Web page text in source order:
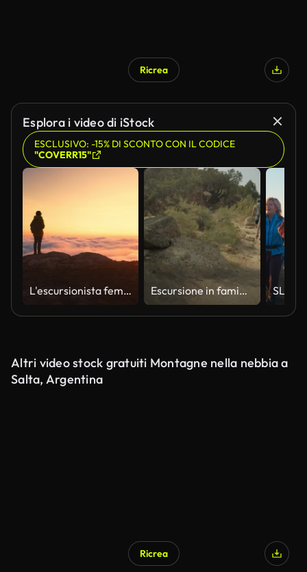
Ricrea
Esplora i video di iStock
ESCLUSIVO: -15% DI SCONTO CON IL CODICE
"COVERR15"
L'escursionista femminile cammina sopra le nuvole al tramonto dorato Escursione in famiglia nell'alto deserto arido del Colorado occidentale in una soleggiata serie di video 4K del giorno d'estate
Altri video stock gratuiti Montagne nella nebbia a
Salta, Argentina
Ricrea